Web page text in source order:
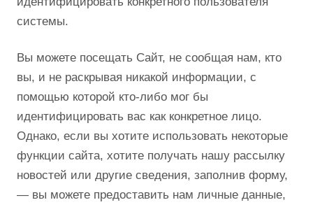
системы.
Вы можете посещать Сайт, не сообщая нам, кто
вы, и не раскрывая никакой информации, с
помощью которой кто-либо мог бы
идентифицировать вас как конкретное лицо.
Однако, если вы хотите использовать некоторые
функции сайта, хотите получать нашу рассылку
новостей или другие сведения, заполнив форму,
— вы можете предоставить нам личные данные,